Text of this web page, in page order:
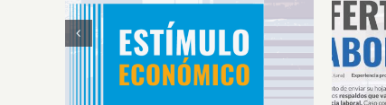
Estímulos Económicos para
Deportistas de Alto
Rendimiento IS2026